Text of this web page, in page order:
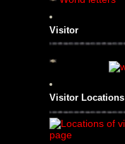
Visitor
Visitor Locations